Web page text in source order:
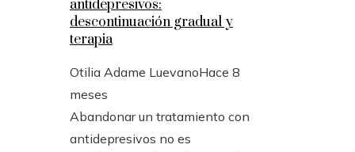
antidepresivos:
descontinuación gradual y
terapia
Otilia Adame LuevanoHace 8
meses
Abandonar un tratamiento con
antidepresivos no es